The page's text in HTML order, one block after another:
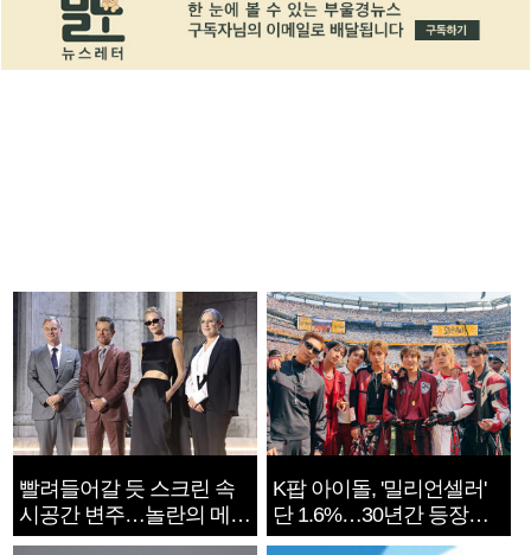
빨려들어갈 듯 스크린 속
시공간 변주…놀란의 메시
지는 ‘전쟁 속죄’
K팝 아이돌, '밀리언셀러'
단 1.6%…30년간 등장
1182개팀 전수조사